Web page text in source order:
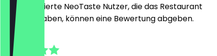
Nur registrierte NeoTaste Nutzer, die das Restaurant
besucht haben, können eine Bewertung abgeben.
4.7